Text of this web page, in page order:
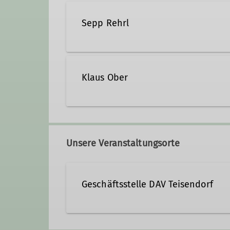
Sepp Rehrl
Qualifikationen
Klaus Ober
Trainer*in C Skibergsteigen
Unsere Veranstaltungsorte
Geschäftsstelle DAV Teisendorf